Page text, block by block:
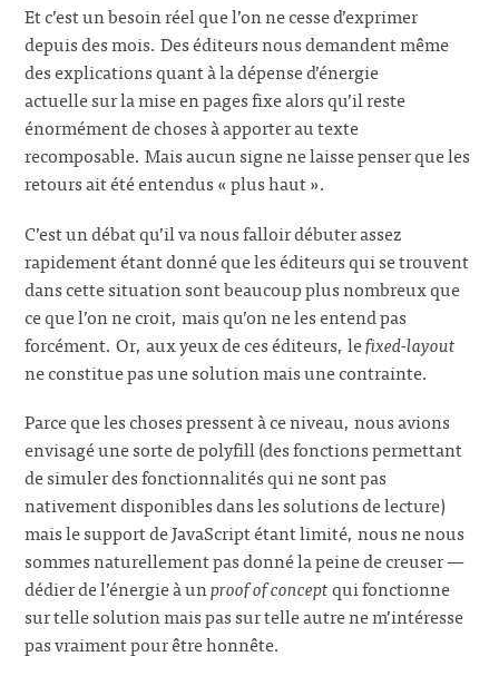
Et c’est un besoin réel que l’on ne cesse d’exprimer
depuis des mois. Des éditeurs nous demandent même
des explications quant à la dépense d’énergie
actuelle sur la mise en pages fixe alors qu’il reste
énormément de choses à apporter au texte
recomposable. Mais aucun signe ne laisse penser que les
retours ait été entendus « plus haut ».
C’est un débat qu’il va nous falloir débuter assez
rapidement étant donné que les éditeurs qui se trouvent
dans cette situation sont beaucoup plus nombreux que
ce que l’on ne croit, mais qu’on ne les entend pas
forcément. Or, aux yeux de ces éditeurs, lefixed-layout
ne constitue pas une solution mais une contrainte.
Parce que les choses pressent à ce niveau, nous avions
envisagé une sorte de polyfill (des fonctions permettant
de simuler des fonctionnalités qui ne sont pas
nativement disponibles dans les solutions de lecture)
mais le support de JavaScript étant limité, nous ne nous
sommes naturellement pas donné la peine de creuser —
dédier de l’énergie à unproof of conceptqui fonctionne
sur telle solution mais pas sur telle autre ne m’intéresse
pas vraiment pour être honnête.